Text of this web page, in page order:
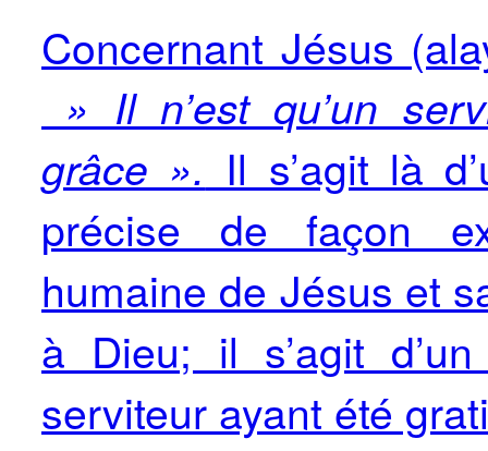
Concernant Jésus
» Il n’est qu’un
grâce ». Il s’agit là
précise de façon
humaine de Jésus et
à Dieu; il s’agit
serviteur ayant été